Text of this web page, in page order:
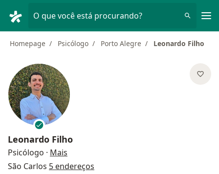
O que você está procurando?
Homepage Psicólogo Porto Alegre Leonardo Filho
Leonardo Filho
Psicólogo · Mais
São Carlos 5 endereços